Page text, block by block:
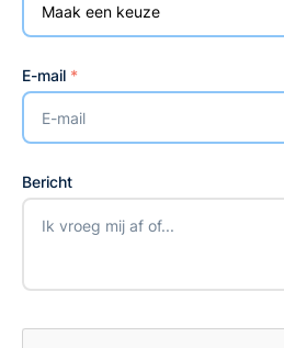
Maak een keuze
E-mail *
Bericht